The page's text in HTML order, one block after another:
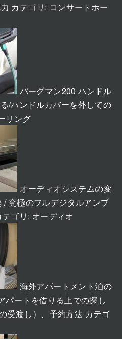
カテゴリ: コンサートホー
バーグマン200 ハンドル
/ハンドルカバーを外しての
リング
オーディオシステムの変
/ 究極のフルデジタルアンプ
テゴリ: オーディオ
海外アパートメント泊の
パートを借りる上での探し
受渡し）、予約方法 カテゴ